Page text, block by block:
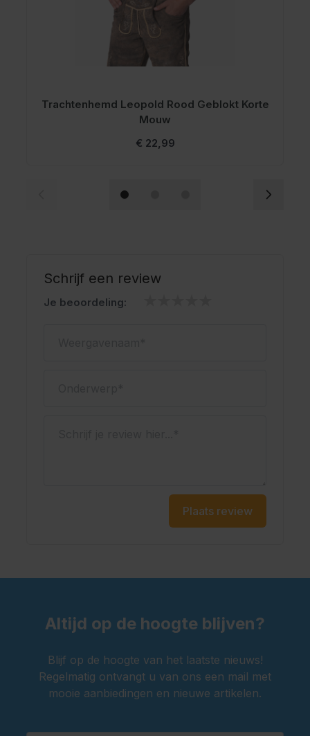
Trachtenhemd Leopold Rood Geblokt Korte
Mouw
€ 22,99
Schrijf een review
Je beoordeling:
Plaats review
Altijd op de hoogte blijven?
Blijf op de hoogte van het laatste nieuws!
Regelmatig ontvangt u van ons een mail met
mooie aanbiedingen en nieuwe artikelen.